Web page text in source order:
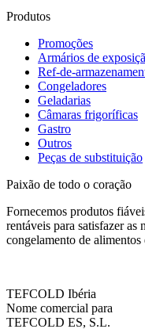
Produtos
Promoções
Armários de
Ref-de-
Congeladores
Geladarias
Câmaras frigoríficas
Gastro
Outros
Peças de substituição
Paixão de todo o coração
Fornecemos produtos
rentáveis para satisfazer as
congelamento de
TEFCOLD Ibéria
Nome comercial para
TEFCOLD ES, S.L.